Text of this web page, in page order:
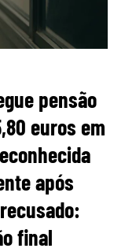
pensão
euros em
após
final